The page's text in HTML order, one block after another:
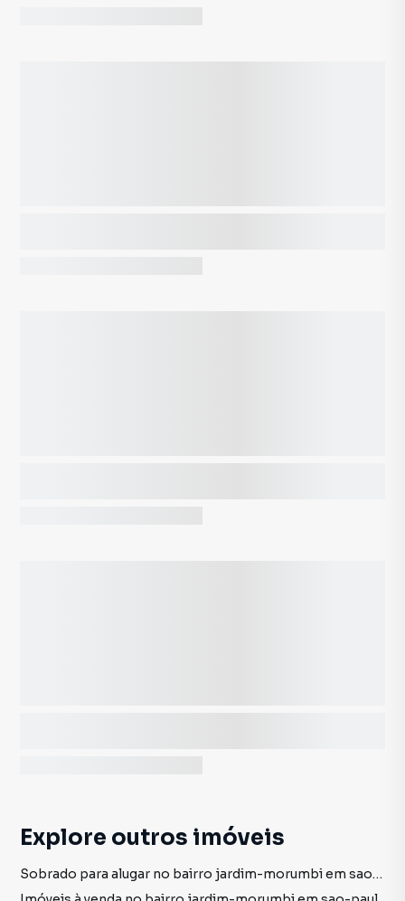
Explore outros imóveis
Sobrado para alugar no bairro jardim-morumbi em sao-paulo sp com 7 vagas